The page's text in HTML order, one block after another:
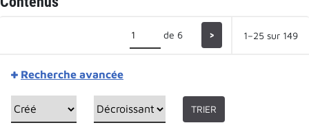
de 6 > 1–25 sur 149
Recherche avancée
TRIER